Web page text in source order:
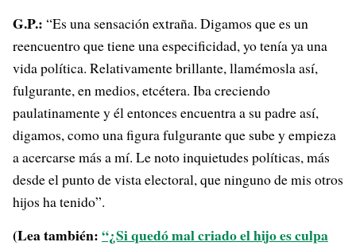
G.P.: “Es una sensación extraña. Digamos que es un
reencuentro que tiene una especificidad, yo tenía ya una
vida política. Relativamente brillante, llamémosla así,
fulgurante, en medios, etcétera. Iba creciendo
paulatinamente y él entonces encuentra a su padre así,
digamos, como una figura fulgurante que sube y empieza
a acercarse más a mí. Le noto inquietudes políticas, más
desde el punto de vista electoral, que ninguno de mis otros
hijos ha tenido”.
(Lea también:“¿Si quedó mal criado el hijo es culpa